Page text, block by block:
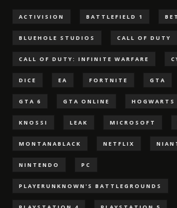
ACTIVISION BATTLEFIELD 1
BLUEHOLE STUDIOS CALL OF DUTY
CALL OF DUTY: INFINITE WARFARE
DICE EA FORTNITE GTA
GTA 6 GTA ONLINE HOGWARTS
KNOSSI LEAK MICROSOFT
MONTANABLACK NETFLIX
NINTENDO PC
PLAYERUNKNOWN'S BATTLEGROUNDS